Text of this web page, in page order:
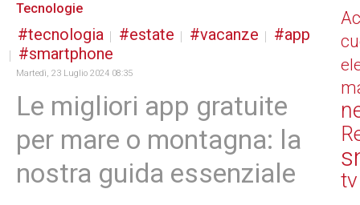
Tecnologie
tecnologia estate vacanze
app
smartphone
Martedì, 23 Luglio 2024 08:35
Le migliori app gratuite
per mare o montagna: la
nostra guida essenziale
tv